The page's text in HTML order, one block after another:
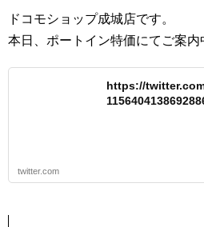
ドコモショップ成城店です。
本日、ポートイン特価にてご案内
https://
twitter.com